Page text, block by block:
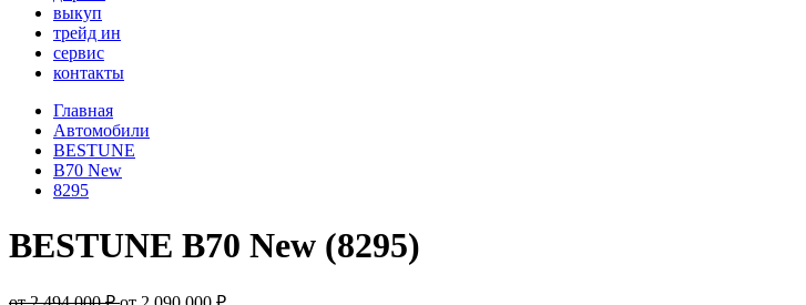
выкуп
трейд ин
сервис
контакты
Главная
Автомобили
BESTUNE
B70 New
8295
BESTUNE B70 New (8295)